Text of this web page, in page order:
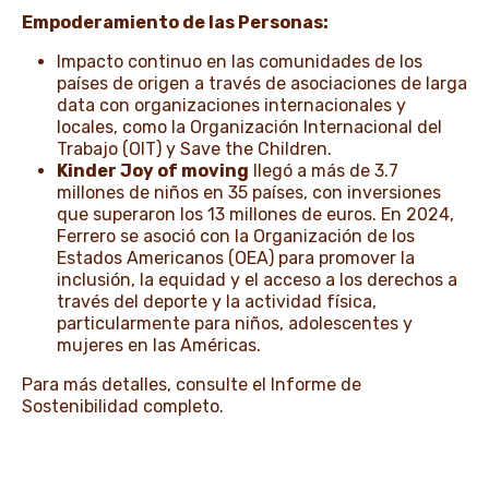
Empoderamiento de las Personas:
Impacto continuo en las comunidades de los
países de origen a través de asociaciones de larga
data con organizaciones internacionales y
locales, como la Organización Internacional del
Trabajo (OIT) y Save the Children.
Kinder Joy of moving llegó a más de 3.7
millones de niños en 35 países, con inversiones
que superaron los 13 millones de euros. En 2024,
Ferrero se asoció con la Organización de los
Estados Americanos (OEA) para promover la
inclusión, la equidad y el acceso a los derechos a
través del deporte y la actividad física,
particularmente para niños, adolescentes y
mujeres en las Américas.
Para más detalles, consulte el Informe de
Sostenibilidad completo.